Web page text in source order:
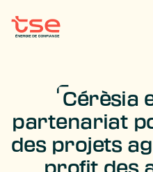
Cérèsia
partenariat
des projets
profit des